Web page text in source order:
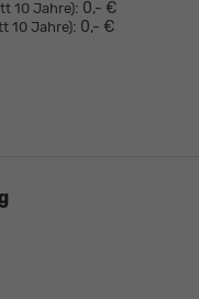
10 Jahre): 0,- €
10 Jahre): 0,- €